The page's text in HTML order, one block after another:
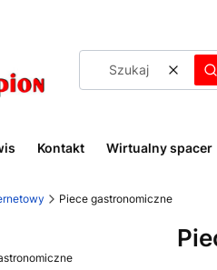
Kontakt Wirtualny spacer
Piece gastronomiczne